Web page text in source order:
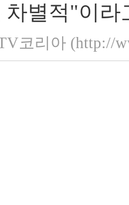
차별적"이라
코리아 (http://